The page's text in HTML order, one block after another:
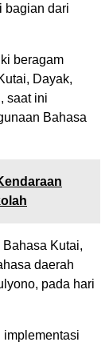
bagian dari
beragam
Dayak,
saat ini
Bahasa
Kutai,
daerah
pada hari
implementasi